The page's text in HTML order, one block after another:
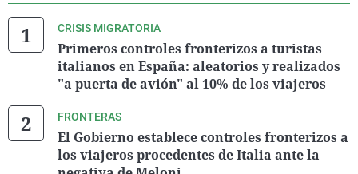
CRISIS MIGRATORIA
Primeros controles fronterizos a turistas
italianos en España: aleatorios y realizados
"a puerta de avión" al 10% de los viajeros
FRONTERAS
El Gobierno establece controles fronterizos a
los viajeros procedentes de Italia ante la